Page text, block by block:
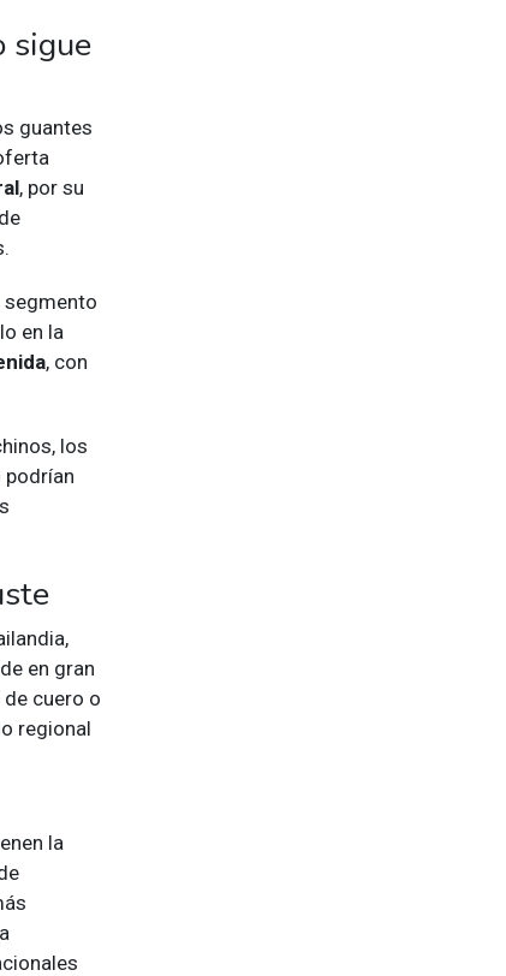
sigue
guantes
, por su
segmento
en la
, con
los
podrían
en gran
cuero o
regional
la